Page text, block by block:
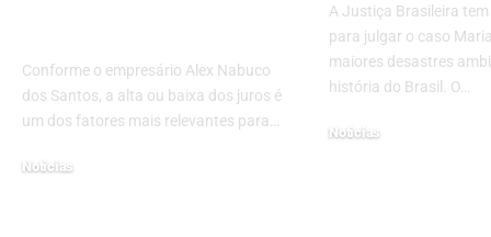
Conforme o empresário Alex Nabuco
dos Santos, a alta ou baixa dos juros é
um dos fatores mais relevantes para…
Noticias
A Justiça Brasileira
para julgar o caso
maiores desastres
história do Brasil. O…
Noticias